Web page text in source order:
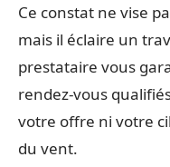
Ce constat ne vise
mais il éclaire un
prestataire vous
rendez-vous
votre offre ni votre
du vent.